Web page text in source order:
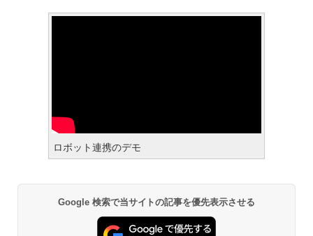
ロボット連携のデモ
Google 検索で当サイトの記事を優先表示させる